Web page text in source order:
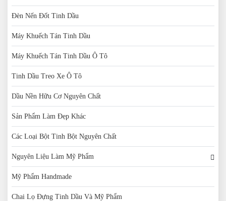
Đèn Nến Đốt Tinh Dầu
Máy Khuếch Tán Tinh Dầu
Máy Khuếch Tán Tinh Dầu Ô Tô
Tinh Dầu Treo Xe Ô Tô
Dầu Nền Hữu Cơ Nguyên Chất
Sản Phẩm Làm Đẹp Khác
Các Loại Bột Tinh Bột Nguyên Chất
Nguyên Liệu Làm Mỹ Phẩm
Mỹ Phẩm Handmade
Chai Lọ Đựng Tinh Dầu Và Mỹ Phẩm